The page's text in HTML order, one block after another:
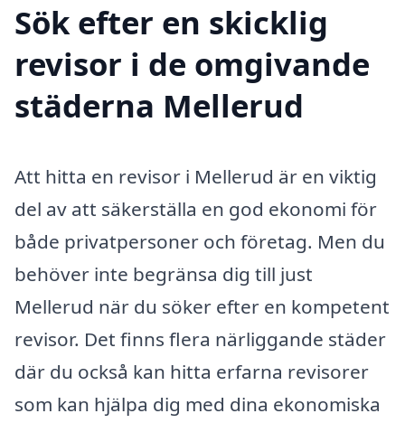
Sök efter en skicklig
revisor i de omgivande
städerna Mellerud
Att hitta en revisor i Mellerud är en viktig
del av att säkerställa en god ekonomi för
både privatpersoner och företag. Men du
behöver inte begränsa dig till just
Mellerud när du söker efter en kompetent
revisor. Det finns flera närliggande städer
där du också kan hitta erfarna revisorer
som kan hjälpa dig med dina ekonomiska